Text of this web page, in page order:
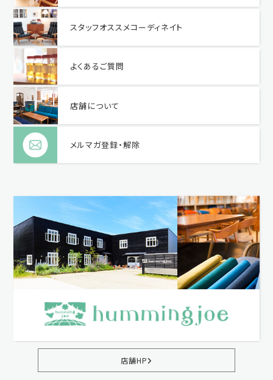
スタッフオススメコーディネイト
よくあるご質問
店舗について
メルマガ登録・解除
店舗HP